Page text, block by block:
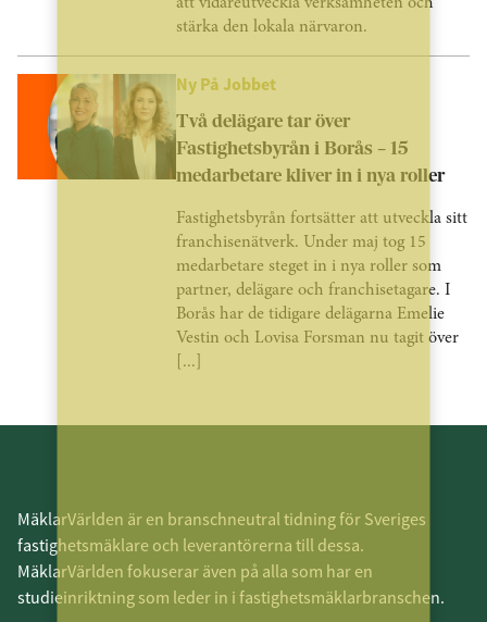
stärka den lokala närvaron.
Ny På Jobbet
Två delägare tar över
Fastighetsbyrån i Borås – 15
medarbetare kliver in i nya roller
Fastighetsbyrån fortsätter att utveckla sitt
franchisenätverk. Under maj tog 15
medarbetare steget in i nya roller som
partner, delägare och franchisetagare. I
Borås har de tidigare delägarna Emelie
Vestin och Lovisa Forsman nu tagit över
[...]
MäklarVärlden är en branschneutral tidning för Sveriges
fastighetsmäklare och leverantörerna till dessa.
MäklarVärlden fokuserar även på alla som har en
studieinriktning som leder in i fastighetsmäklarbranschen.